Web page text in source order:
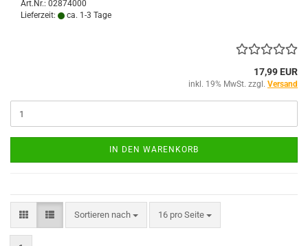
Art.Nr.: 02874000
Lieferzeit:
ca. 1-3 Tage
17,99 EUR
inkl. 19% MwSt. zzgl. Versand
IN DEN WARENKORB
Sortieren nach
Sortieren nach 16 pro Seite
pro Seite